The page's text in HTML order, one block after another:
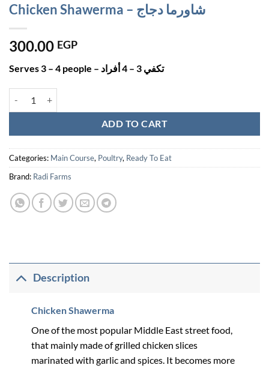
Chicken Shawerma – شاورما دجاج
300.00 EGP
Serves 3 – 4 people – تكفي 3 – 4 أفراد
ADD TO CART
Categories: Main Course, Poultry, Ready To Eat
Brand: Radi Farms
Description
Chicken Shawerma
One of the most popular Middle East street food,
that mainly made of grilled chicken slices
marinated with garlic and spices. It becomes more